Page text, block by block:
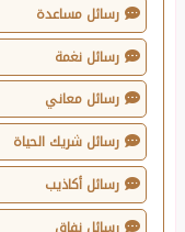
رسائل مساعدة
رسائل نغمة
رسائل معاني
رسائل شريك الحياة
رسائل أكاذيب